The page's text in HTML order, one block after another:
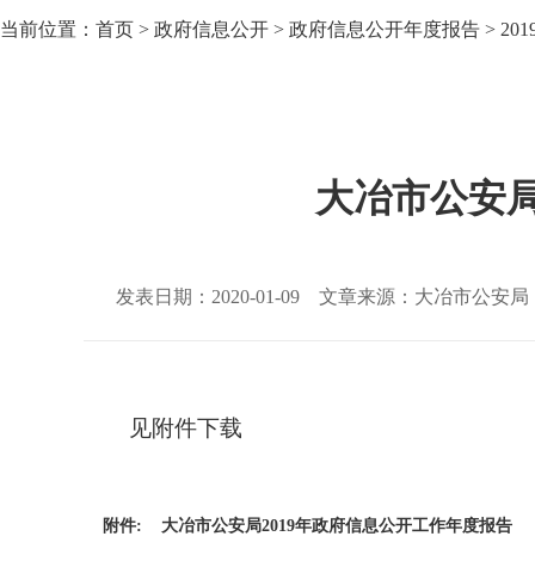
当前位置： 首页 > 政府信息公开 > 政府信息公开年度报告 >
大冶市公安
发表日期：2020-01-09 文章来源：大冶市公安局
见附件下载
附件: 大冶市公安局2019年政府信息公开工作年度报告